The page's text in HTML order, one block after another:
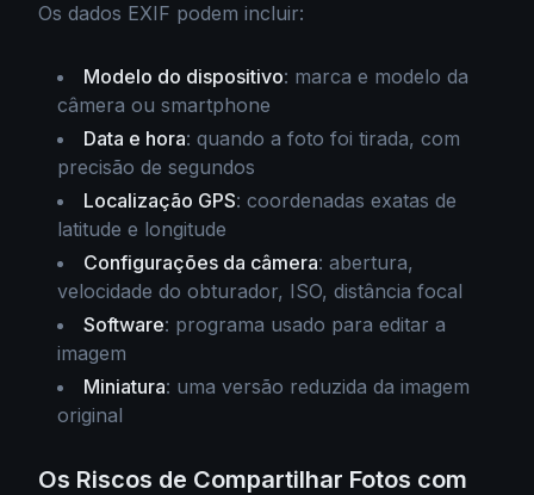
Os dados EXIF podem incluir:
Modelo do dispositivo: marca e modelo da
câmera ou smartphone
Data e hora: quando a foto foi tirada, com
precisão de segundos
Localização GPS: coordenadas exatas de
latitude e longitude
Configurações da câmera: abertura,
velocidade do obturador, ISO, distância focal
Software: programa usado para editar a
imagem
Miniatura: uma versão reduzida da imagem
original
Os Riscos de Compartilhar Fotos com